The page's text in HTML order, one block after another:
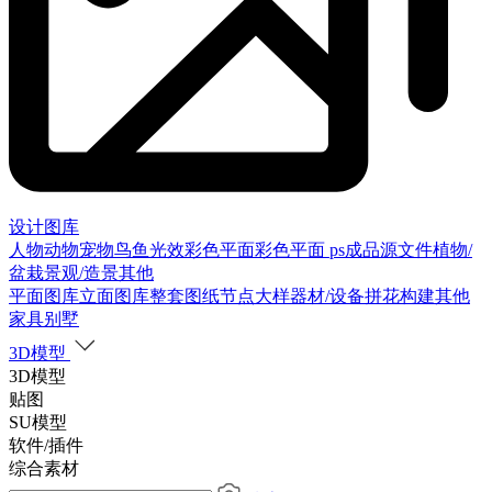
设计图库
人物动物宠物鸟鱼光效彩色平面彩色平面 ps成品源文件植物/
盆栽景观/造景其他
平面图库立面图库整套图纸节点大样器材/设备拼花构建其他
家具别墅
3D模型
3D模型
贴图
SU模型
软件/插件
综合素材